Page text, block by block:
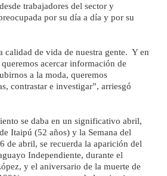
trabajadores del sector y
por su día a día y por su
calidad de vida de nuestra gente. Y en
acercar información de
a la moda, queremos
contrastar e investigar”, arriesgó
se daba en un significativo abril,
Itaipú (52 años) y la Semana del
de abril, se recuerda la aparición del
Independiente, durante el
y el aniversario de la muerte de